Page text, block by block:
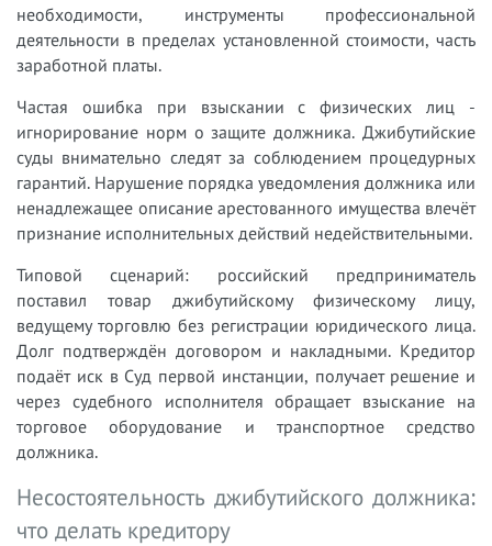
необходимости, инструменты профессиональной
деятельности в пределах установленной стоимости, часть
заработной платы.
Частая ошибка при взыскании с физических лиц -
игнорирование норм о защите должника. Джибутийские
суды внимательно следят за соблюдением процедурных
гарантий. Нарушение порядка уведомления должника или
ненадлежащее описание арестованного имущества влечёт
признание исполнительных действий недействительными.
Типовой сценарий: российский предприниматель
поставил товар джибутийскому физическому лицу,
ведущему торговлю без регистрации юридического лица.
Долг подтверждён договором и накладными. Кредитор
подаёт иск в Суд первой инстанции, получает решение и
через судебного исполнителя обращает взыскание на
торговое оборудование и транспортное средство
должника.
Несостоятельность джибутийского должника:
что делать кредитору